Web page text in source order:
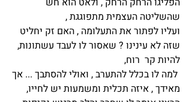
שהשליטה העצמית מתפוגגת ,
ועליו לפתור את התעלומה , האם זק יחליט
שזה לא עינינו ? שאסור לו לעבד עשתונות,
להיות קר רוח,
למה לו בכלל להתערב , ואולי להסתבך ... אך
מאידך , איזה תכלית ומשמעות יש לחייו,